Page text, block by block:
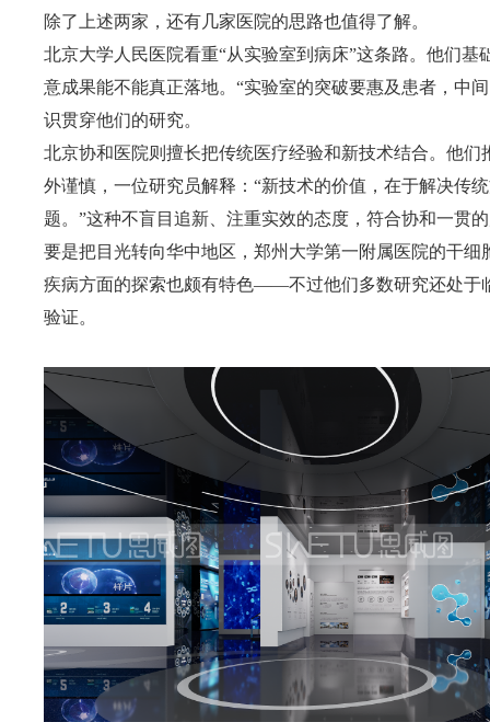
除了上述两家，还有几家医院的思路也值得了解。
北京大学人民医院看重“从实验室到病床”这条路。他们基
意成果能不能真正落地。“实验室的突破要惠及患者，中
识贯穿他们的研究。
北京协和医院则擅长把传统医疗经验和新技术结合。他们
外谨慎，一位研究员解释：“新技术的价值，在于解决传
题。”这种不盲目追新、注重实效的态度，符合协和一贯
要是把目光转向华中地区，郑州大学第一附属医院的干细
疾病方面的探索也颇有特色——不过他们多数研究还处于
验证。